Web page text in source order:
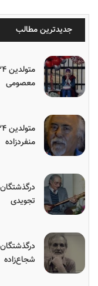
جدیدترین مطالب
معصومی
منفردزاده
تجویدی
شجاع‌زاده